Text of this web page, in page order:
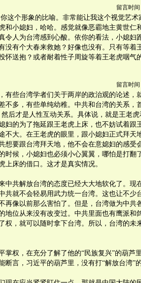
留言时间
这个形象的比喻。非常能让我这个视觉艺术
和小媳妇，哈哈。感觉就像恶霸地主黄世仁
令人为台湾感到心酸。依你的看法，小媳妇
没有个大春来救她？好像也没有。只有等着
怀送抱？或者耐着性子周旋等着王老虎咽气
留言时间
有些台湾学者们关于两岸的政治观的论述，
不多，有些单纯幼稚。中共和台湾的关系，
然后才是人性互动关系。具体说，就是王老
妇的为了拖延跟王老虎上床，也不妨试着跟
不大。在王老虎的眼里，跟小媳妇正式拜天
想要跟台湾拜天地，他不会在意媳妇的感受
时候，小媳妇也必须小心翼翼，哪怕是打翻
上床的借口。这才是真实情况。
中共解放台湾的态度已经大大地软化了。现
共就不会轻易用武力统一台湾。这也让不少
再像以前那么害怕了。但是，台湾做为中共
地位从来没有改变过。中共里面也有鹰派和
权，就可以随时拿下台湾。所以，台湾的未
掌权，在充分了解了他的“民族复兴”的葫芦
断言，习近平的葫芦里，没有打“解放台湾”